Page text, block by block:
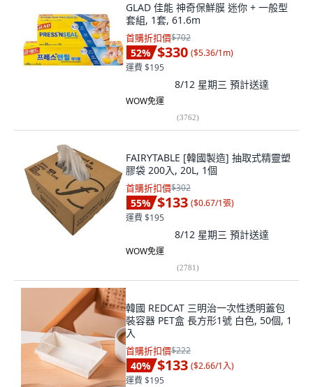
GLAD 佳能 神奇保鮮膜 迷你 + 一般型
套組, 1套, 61.6m
首購折扣價$702
52% $330 ($5.36/1m)
運費 $195
8/12 星期三 預計送達
WOW免運
(3762)
FAIRYTABLE [韓國製造] 抽取式精靈塑
膠袋 200入, 20L, 1個
首購折扣價$302
55% $133 ($0.67/1張)
運費 $195
8/12 星期三 預計送達
WOW免運
(2781)
韓國 REDCAT 三明治一次性透明蓋包
裝容器 PET盒 長方形1號 白色, 50個, 1
入
首購折扣價$222
40% $133 ($2.66/1入)
運費 $195